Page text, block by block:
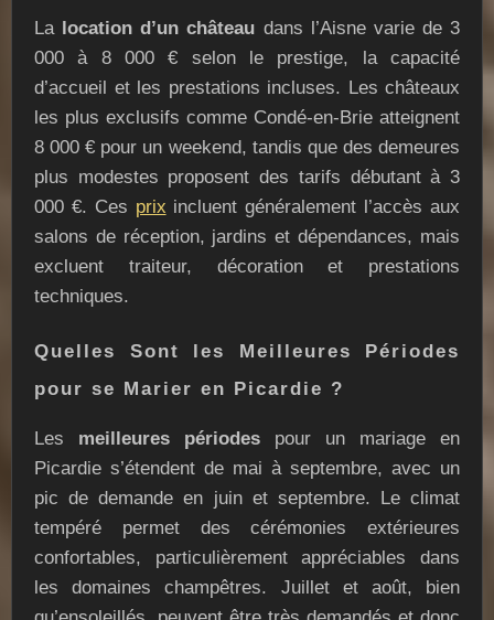
La location d’un château dans l’Aisne varie de 3
000 à 8 000 € selon le prestige, la capacité
d’accueil et les prestations incluses. Les châteaux
les plus exclusifs comme Condé-en-Brie atteignent
8 000 € pour un weekend, tandis que des demeures
plus modestes proposent des tarifs débutant à 3
000 €. Ces prix incluent généralement l’accès aux
salons de réception, jardins et dépendances, mais
excluent traiteur, décoration et prestations
techniques.
Quelles Sont les Meilleures Périodes
pour se Marier en Picardie ?
Les meilleures périodes pour un mariage en
Picardie s’étendent de mai à septembre, avec un
pic de demande en juin et septembre. Le climat
tempéré permet des cérémonies extérieures
confortables, particulièrement appréciables dans
les domaines champêtres. Juillet et août, bien